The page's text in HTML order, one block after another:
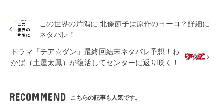
この世界の片隅に 北條節子は原作のヨーコ？詳細に
ネタバレ！
ドラマ「チア☆ダン」最終回結末ネタバレ予想！わ
かば（土屋太鳳）が復活してセンターに返り咲く！
RECOMMEND こちらの記事も人気です。